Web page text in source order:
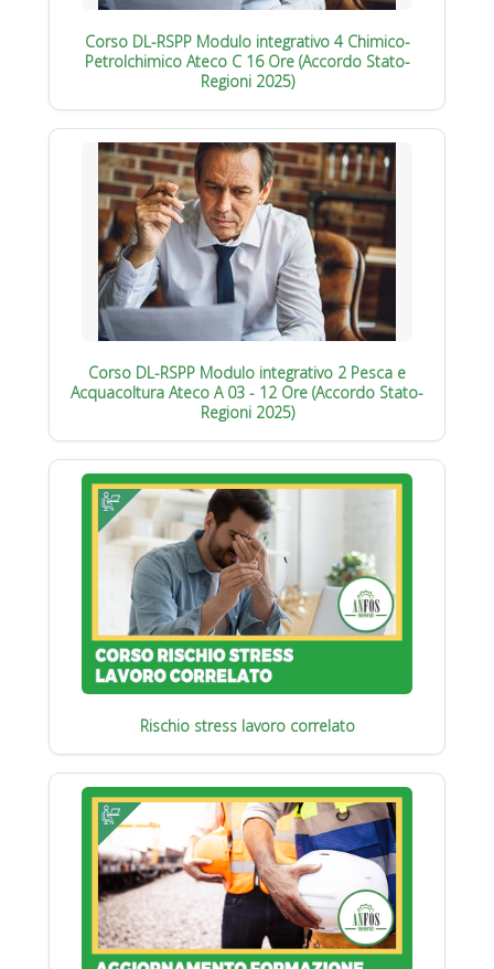
Corso DL-RSPP Modulo integrativo 4 Chimico-
Petrolchimico Ateco C 16 Ore (Accordo Stato-
Regioni 2025)
Corso DL-RSPP Modulo integrativo 2 Pesca e
Acquacoltura Ateco A 03 - 12 Ore (Accordo Stato-
Regioni 2025)
Rischio stress lavoro correlato